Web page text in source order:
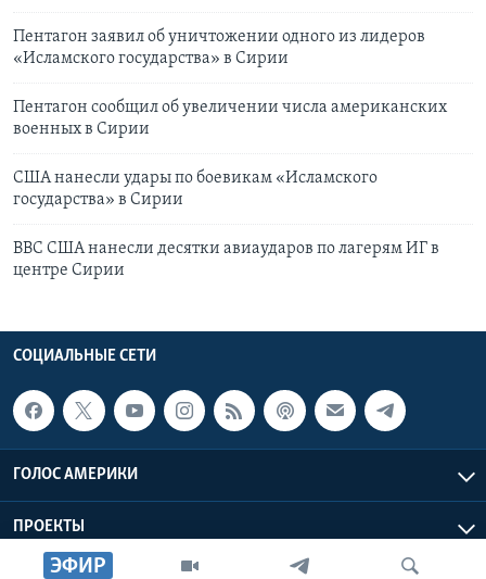
ЭФИР
Пентагон заявил об уничтожении одного из лидеров
«Исламского государства» в Сирии
Пентагон сообщил об увеличении числа американских
военных в Сирии
США нанесли удары по боевикам «Исламского
государства» в Сирии
ВВС США нанесли десятки авиаударов по лагерям ИГ в
центре Сирии
СОЦИАЛЬНЫЕ СЕТИ
ГОЛОС АМЕРИКИ
ПРОЕКТЫ